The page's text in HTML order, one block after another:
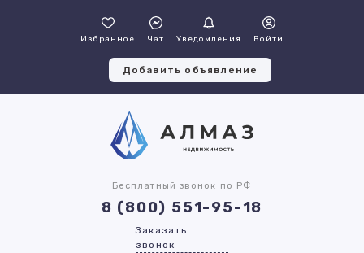
Избранное Чат Уведомления Войти
Добавить объявление
Бесплатный звонок по РФ
8 (800) 551-95-18
Заказать
звонок